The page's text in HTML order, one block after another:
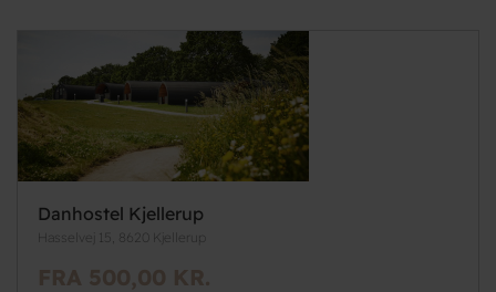
Danhostel Kjellerup
Hasselvej 15, 8620 Kjellerup
FRA 500,00 KR.